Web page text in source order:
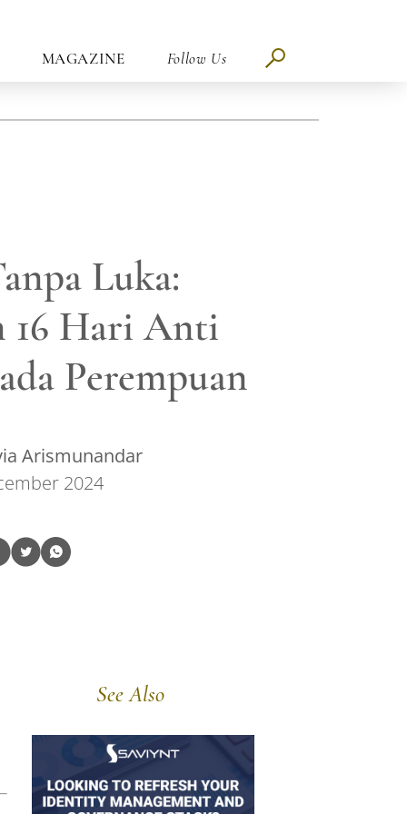
MAGAZINE Follow Us
Luka:
16 Hari Anti
Perempuan
Arismunandar
2024
See Also